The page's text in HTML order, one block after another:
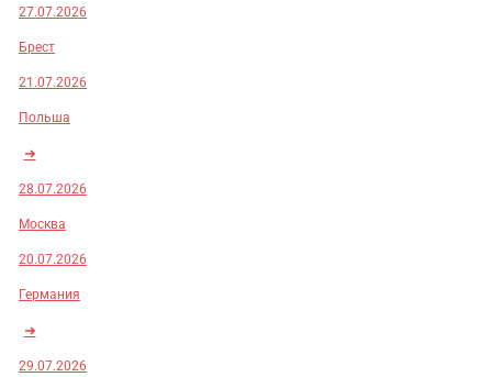
27.07.2026
Брест
21.07.2026
Польша
➜
28.07.2026
Москва
20.07.2026
Германия
➜
29.07.2026